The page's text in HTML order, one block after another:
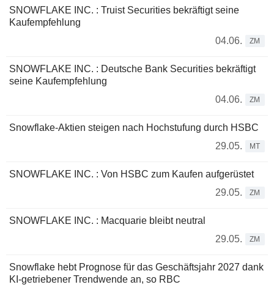
SNOWFLAKE INC. : Truist Securities bekräftigt seine
Kaufempfehlung
04.06.
ZM
SNOWFLAKE INC. : Deutsche Bank Securities bekräftigt
seine Kaufempfehlung
04.06.
ZM
Snowflake-Aktien steigen nach Hochstufung durch HSBC
29.05.
MT
SNOWFLAKE INC. : Von HSBC zum Kaufen aufgerüstet
29.05.
ZM
SNOWFLAKE INC. : Macquarie bleibt neutral
29.05.
ZM
Snowflake hebt Prognose für das Geschäftsjahr 2027 dank
KI-getriebener Trendwende an, so RBC